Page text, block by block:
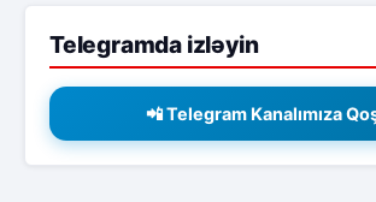
Telegramda izləyin
📲 Telegram Kanalımıza